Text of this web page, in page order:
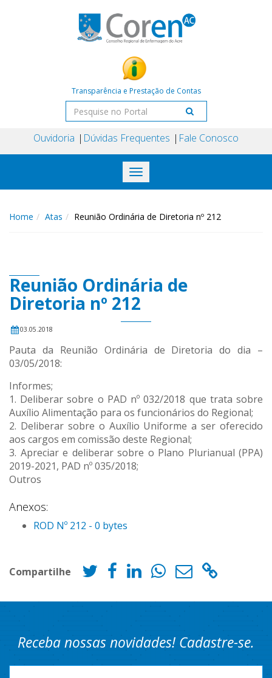
Transparência e Prestação de Contas
Ouvidoria Dúvidas Frequentes Fale Conosco
Toggle
navigation
Home Atas Reunião Ordinária de Diretoria nº 212
Reunião Ordinária de
Diretoria nº 212
03.05.2018
Pauta da Reunião Ordinária de Diretoria do dia –
03/05/2018:
Informes;
1. Deliberar sobre o PAD nº 032/2018 que trata sobre
Auxílio Alimentação para os funcionários do Regional;
2. Deliberar sobre o Auxílio Uniforme a ser oferecido
aos cargos em comissão deste Regional;
3. Apreciar e deliberar sobre o Plano Plurianual (PPA)
2019-2021, PAD nº 035/2018;
Outros
Anexos:
ROD Nº 212 - 0 bytes
Compartilhe
Receba nossas novidades! Cadastre-se.